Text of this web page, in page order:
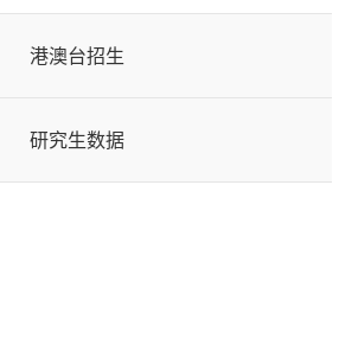
港澳台招生
研究生数据